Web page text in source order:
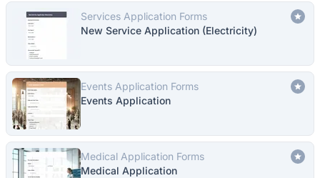
Services Application Forms
New Service Application (Electricity)
Events Application Forms
Events Application
Medical Application Forms
Medical Application